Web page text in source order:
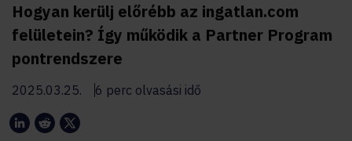
Hogyan kerülj előrébb az ingatlan.com
felületein? Így működik a Partner Program
pontrendszere
2025.03.25. 6 perc olvasási idő